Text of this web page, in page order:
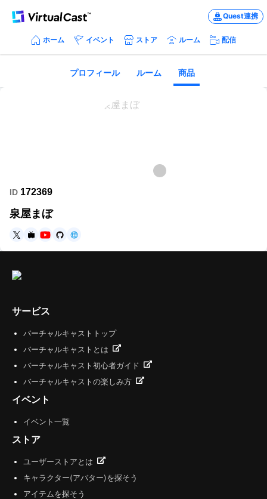
Quest連携
ホーム イベント ストア ルーム 配信
プロフィール ルーム 商品
ID 172369
泉屋まぼ
https://twitter.com/mdoufu_
https://www.nicovideo.jp/user/45575442
https://www.youtube.com/@Mdoufu_
https://github.com/Mdoufu
サービス
バーチャルキャストトップ
バーチャルキャストとは
バーチャルキャスト初心者ガイド
バーチャルキャストの楽しみ方
イベント
イベント一覧
ストア
ユーザーストアとは
キャラクター(アバター)を探そう
アイテムを探そう